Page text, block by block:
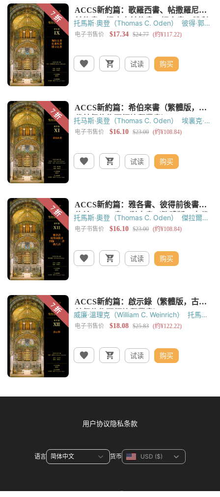
托馬斯‧奧登（Thomas C. Oden）
彼得‧郭爾
迪（Peter Gorday）
黃錫木
试读 购买
托马斯‧奥登（Thomas C. Oden）
埃裏克‧希
恩（Erik M. Heen） 菲利普‧克雷 （Philip D.
试读 购买
托馬斯‧奧登（Thomas C. Oden）
傑拉爾德·
佈雷（Gerald Bray）
试读 购买
威廉·溫理克（William C. Weinrich）
托馬斯‧
奧登（Thomas C. Oden） 黃錫木
试读 购买
用户协议隐私条款
语言 货币